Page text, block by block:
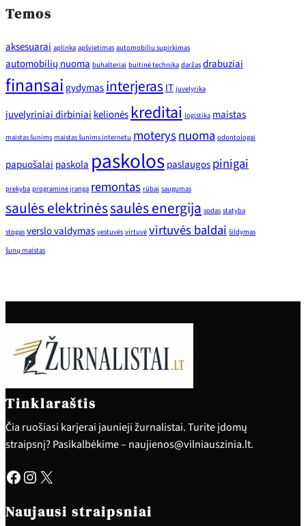
Temos
aksesuarai aplinka apšvietimas automobiliu supirkimas
automobilių nuoma buhalteriai buitinė technika daržas drabuziai
finansai gydymasinterjerasIT juvelyrika
juvelyriniai dirbiniai kelionės kreditai logistika maistas
maistas šunims maistas šunims internetu moterysnuoma odontologai
papuošalai paskola paskolospaslaugospinigai
prekyba programinė įranga remontas rūbai saugumas
saulės elektrinėssaulės energija sodas statyba
stogas verslo valdymas vestuvės virtuvė virtuvės baldai šildymas
šunų maistas
Tinklaraštis
Čia ruošiasi karjerai jaunieji žurnalistai. Turite įdomų
straipsnį? Pasikalbėkime – naujienos@vilniauszinia.lt.
Facebook Instagram X
Naujausi straipsniai